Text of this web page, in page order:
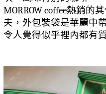
MORROW coffee熱銷的
夫，外包裝袋是華麗中
令人覺得似乎裡內都有